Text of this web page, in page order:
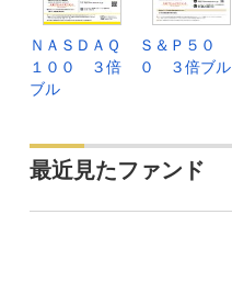
ＮＡＳＤＡＱ
１００ ３倍
ブル
Ｓ＆Ｐ５０
０ ３倍ブル
最近見たファンド